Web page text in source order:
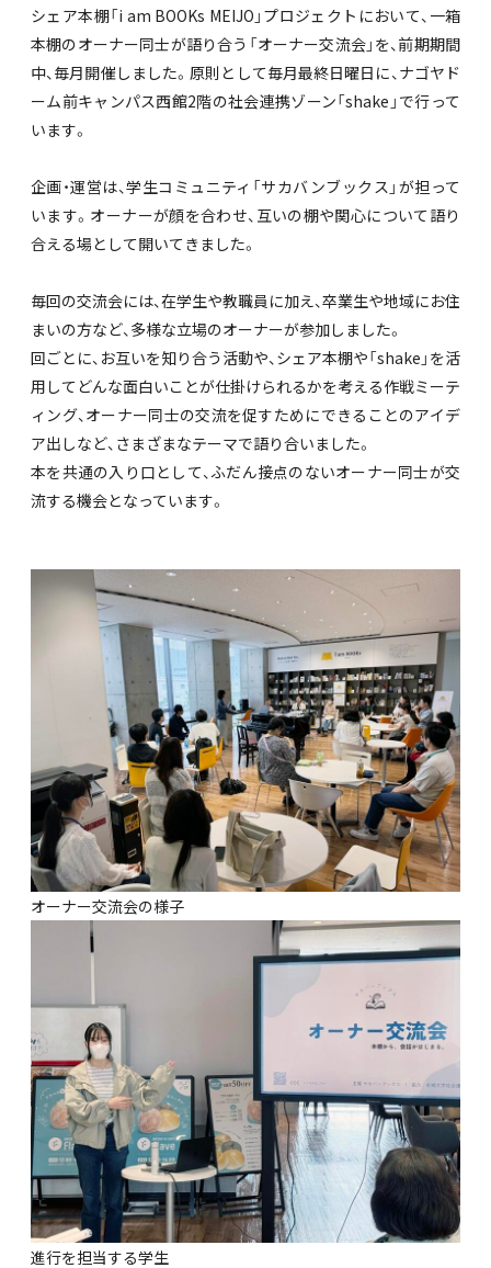
シェア本棚「i am BOOKs MEIJO」プロジェクトにおいて、一箱
本棚のオーナー同士が語り合う「オーナー交流会」を、前期期間
中、毎月開催しました。原則として毎月最終日曜日に、ナゴヤド
ーム前キャンパス西館2階の社会連携ゾーン「shake」で行って
います。
企画・運営は、学生コミュニティ「サカバンブックス」が担って
います。オーナーが顔を合わせ、互いの棚や関心について語り
合える場として開いてきました。
毎回の交流会には、在学生や教職員に加え、卒業生や地域にお住
まいの方など、多様な立場のオーナーが参加しました。
回ごとに、お互いを知り合う活動や、シェア本棚や「shake」を活
用してどんな面白いことが仕掛けられるかを考える作戦ミーテ
ィング、オーナー同士の交流を促すためにできることのアイデ
ア出しなど、さまざまなテーマで語り合いました。
本を共通の入り口として、ふだん接点のないオーナー同士が交
流する機会となっています。
オーナー交流会の様子
進行を担当する学生